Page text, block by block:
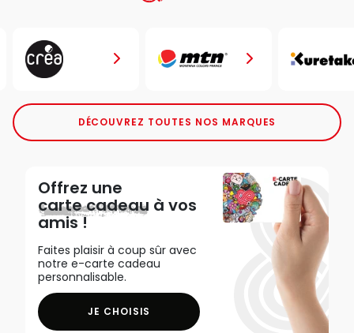
DÉCOUVREZ TOUTES NOS MARQUES
Offrez une
carte cadeau à vos
amis !
Faites plaisir à coup sûr avec
notre e-carte cadeau
personnalisable.
JE CHOISIS